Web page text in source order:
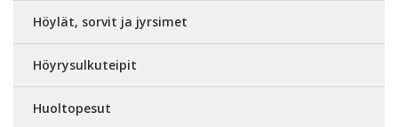
Höylät, sorvit ja jyrsimet
Höyrysulkuteipit
Huoltopesut